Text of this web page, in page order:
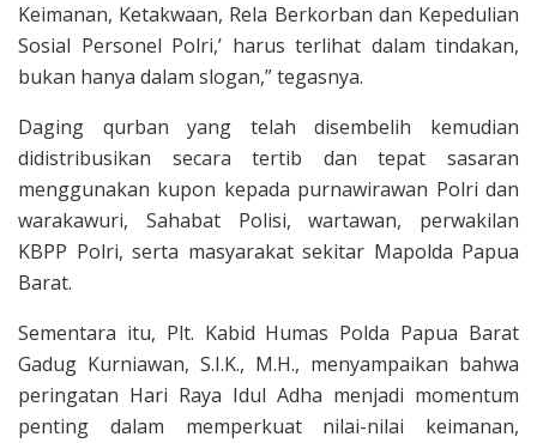
Keimanan, Ketakwaan, Rela Berkorban dan Kepedulian
Sosial Personel Polri,’ harus terlihat dalam tindakan,
bukan hanya dalam slogan,” tegasnya.
Daging qurban yang telah disembelih kemudian
didistribusikan secara tertib dan tepat sasaran
menggunakan kupon kepada purnawirawan Polri dan
warakawuri, Sahabat Polisi, wartawan, perwakilan
KBPP Polri, serta masyarakat sekitar Mapolda Papua
Barat.
Sementara itu, Plt. Kabid Humas Polda Papua Barat
Gadug Kurniawan, S.I.K., M.H., menyampaikan bahwa
peringatan Hari Raya Idul Adha menjadi momentum
penting dalam memperkuat nilai-nilai keimanan,